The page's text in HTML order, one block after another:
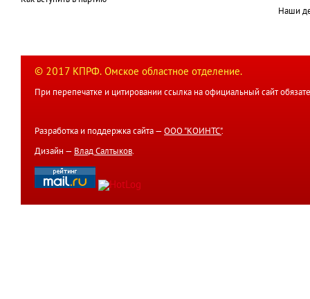
Наши
© 2017 КПРФ. Омское областное отделение.
При перепечатке и цитировании ссылка на официальный сайт
Разработка и поддержка сайта — ООО "КОИНТС".
Дизайн — Влад Салтыков.